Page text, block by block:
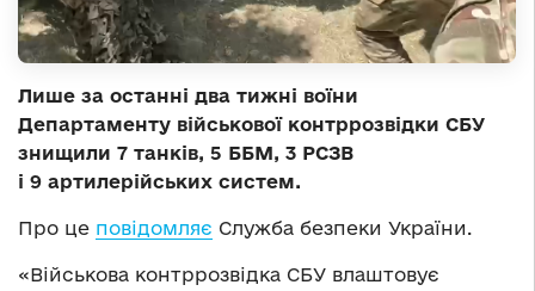
Лише за останні два тижні воїни
Департаменту військової контррозвідки СБУ
знищили 7 танків, 5 ББМ, 3 РСЗВ
і 9 артилерійських систем.
Про це повідомляє Служба безпеки України.
«Військова контррозвідка СБУ влаштовує